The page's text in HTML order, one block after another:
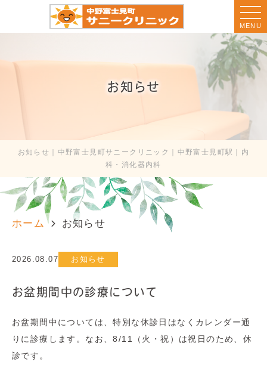
MENU
お知らせ
お知らせ｜中野富士見町サニークリニック｜中野富士見町駅｜内
科・消化器内科
ホーム お知らせ
2026.08.07 お知らせ
お盆期間中の診療について
お盆期間中については、特別な休診日はなくカレンダー通
りに診療します。なお、8/11（火・祝）は祝日のため、休
診です。